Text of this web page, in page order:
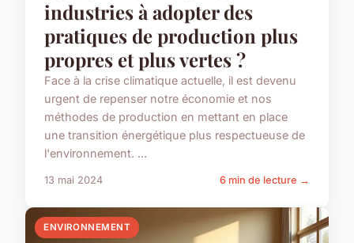
industries à adopter des
pratiques de production plus
propres et plus vertes ?
Face à la crise climatique actuelle, il est devenu
urgent de repenser notre économie et nos
méthodes de production en mettant en place
une transition énergétique plus respectueuse de
l'environnement. ...
13 mai 2024 6 min de lecture →
ENVIRONNEMENT